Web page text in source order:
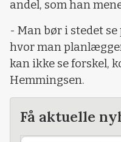
andel, som han
- Man bør i stedet
hvor man
kan ikke se forskel,
Hemmingsen.
Få aktuelle